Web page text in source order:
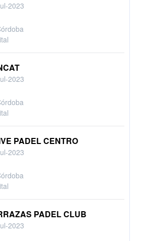
2023
2023
PADEL CENTRO
2023
PADEL CLUB
2023